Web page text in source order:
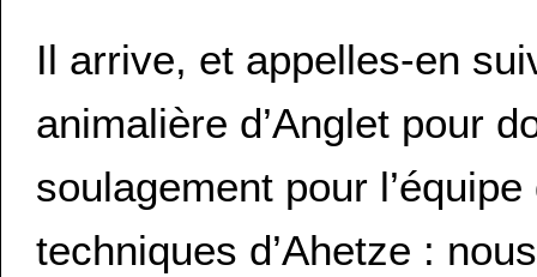
Il arrive, et appelles-en
animalière d’Anglet pour
soulagement pour
techniques d’Ahetze :